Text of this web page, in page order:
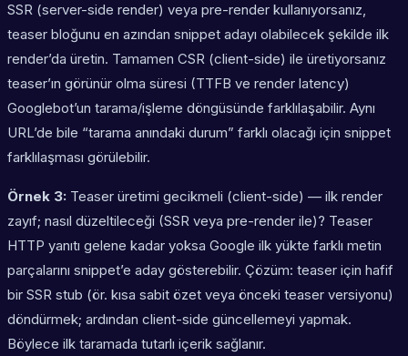
SSR (server-side render) veya pre-render kullanıyorsanız,
teaser bloğunu en azından snippet adayı olabilecek şekilde ilk
render’da üretin. Tamamen CSR (client-side) ile üretiyorsanız
teaser’ın görünür olma süresi (TTFB ve render latency)
Googlebot’un tarama/işleme döngüsünde farklılaşabilir. Aynı
URL’de bile “tarama anındaki durum” farklı olacağı için snippet
farklılaşması görülebilir.
Örnek 3: Teaser üretimi gecikmeli (client-side) — ilk render
zayıf; nasıl düzeltileceği (SSR veya pre-render ile)? Teaser
HTTP yanıtı gelene kadar yoksa Google ilk yükte farklı metin
parçalarını snippet’e aday gösterebilir. Çözüm: teaser için hafif
bir SSR stub (ör. kısa sabit özet veya önceki teaser versiyonu)
döndürmek; ardından client-side güncellemeyi yapmak.
Böylece ilk taramada tutarlı içerik sağlanır.